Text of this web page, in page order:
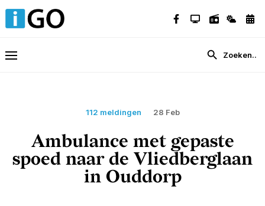
112 meldingen 28 Feb
Ambulance met gepaste
spoed naar de Vliedberglaan
in Ouddorp